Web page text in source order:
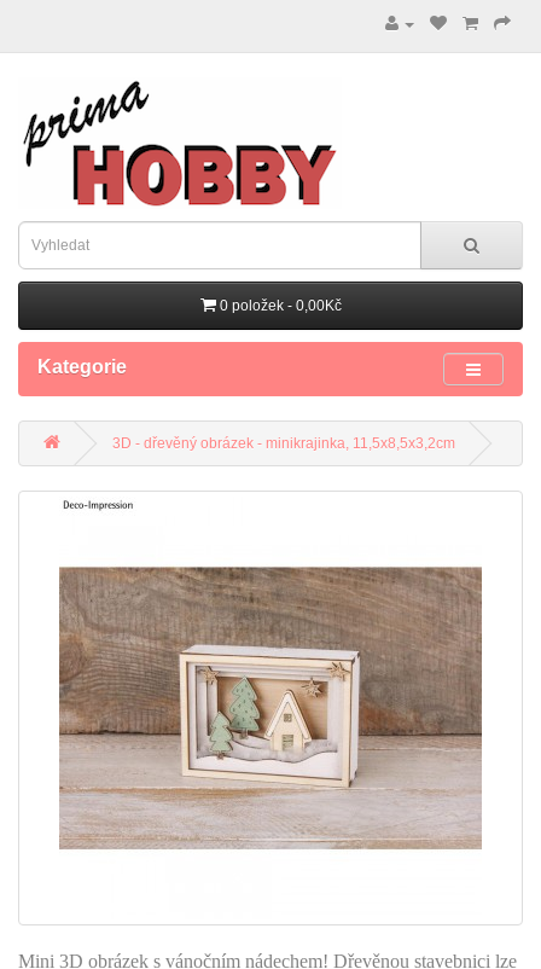
0 položek - 0,00Kč
Kategorie
3D - dřevěný obrázek - minikrajinka, 11,5x8,5x3,2cm
Mini 3D obrázek s vánočním nádechem! Dřevěnou stavebnici lze